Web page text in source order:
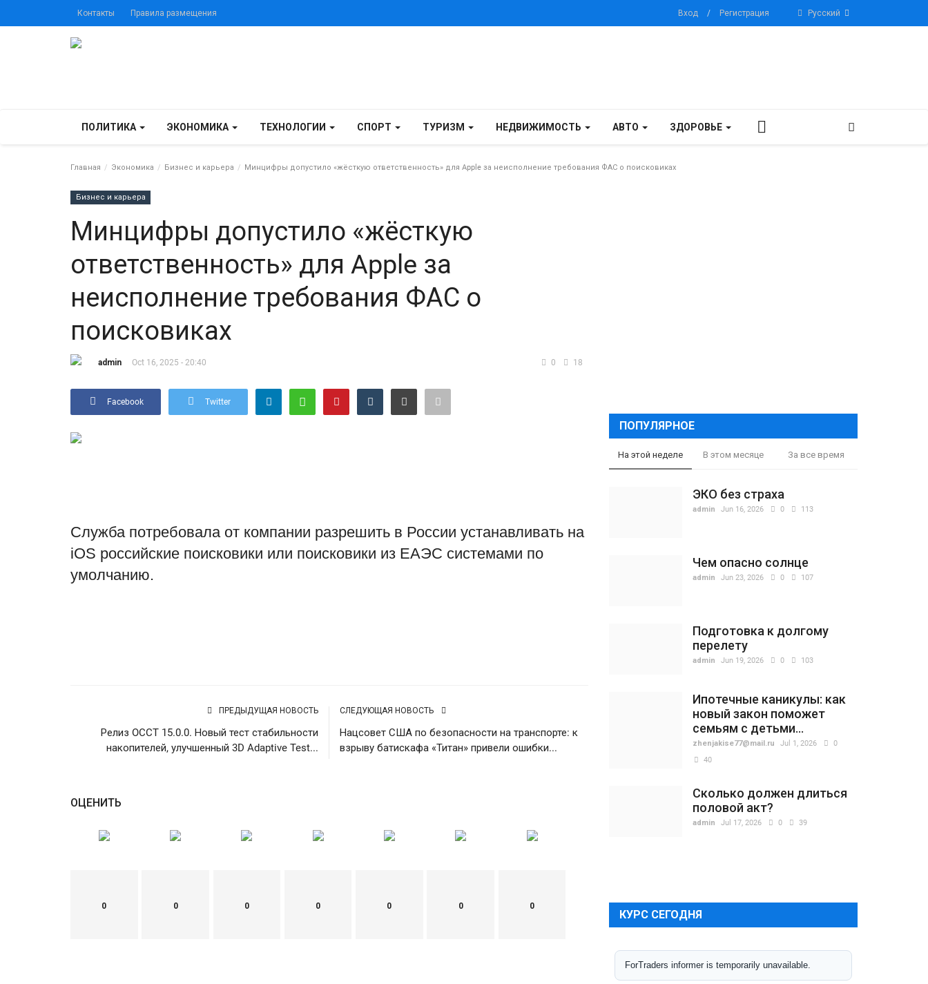
Контакты Правила размещения Вход / Регистрация Русский
ПОЛИТИКА ЭКОНОМИКА ТЕХНОЛОГИИ СПОРТ ТУРИЗМ НЕДВИЖИМОСТЬ АВТО ЗДОРОВЬЕ
Главная Экономика Бизнес и карьера Минцифры допустило «жёсткую ответственность» для Apple за неисполнение требования ФАС о поисковиках
Бизнес и карьера
Минцифры допустило «жёсткую
ответственность» для Apple за
неисполнение требования ФАС о
поисковиках
admin Oct 16, 2025 - 20:40 0 18
Facebook Twitter
Служба потребовала от компании разрешить в России устанавливать на
iOS российские поисковики или поисковики из ЕАЭС системами по
умолчанию.
ПРЕДЫДУЩАЯ НОВОСТЬ
Релиз OCCT 15.0.0. Новый тест стабильности
накопителей, улучшенный 3D Adaptive Test...
СЛЕДУЮЩАЯ НОВОСТЬ
Нацсовет США по безопасности на транспорте: к
взрыву батискафа «Титан» привели ошибки...
ОЦЕНИТЬ
0 0 0 0 0 0 0
ПОПУЛЯРНОЕ
На этой неделе В этом месяце За все время
ЭКО без страха
admin Jun 16, 2026 0 113
Чем опасно солнце
admin Jun 23, 2026 0 107
Подготовка к долгому
перелету
admin Jun 19, 2026 0 103
Ипотечные каникулы: как
новый закон поможет
семьям с детьми...
zhenjakise77@mail.ru Jul 1, 2026
0
40
Сколько должен длиться
половой акт?
admin Jul 17, 2026 0 39
КУРС СЕГОДНЯ